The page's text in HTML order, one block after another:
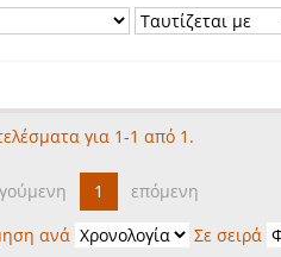
για 1-1 από 1.
1
επόμενη
ανά Σε σειρά